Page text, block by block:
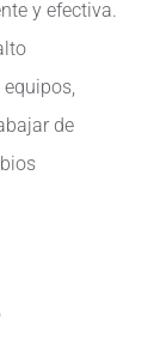
y efectiva.
de